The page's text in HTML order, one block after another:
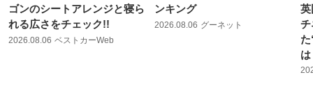
ゴンのシートアレンジと寝ら
れる広さをチェック!!
2026.08.06 ベストカーWeb
ンキング
2026.08.06 グーネット
英
チ
は